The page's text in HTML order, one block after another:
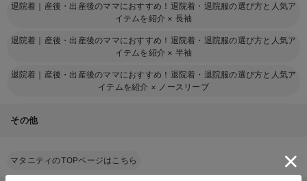
退院着｜産後・出産後のママにおすすめ！退院着・退院服の選び方と人気ア
イテムを紹介 × 長袖
退院着｜産後・出産後のママにおすすめ！退院着・退院服の選び方と人気ア
イテムを紹介 × 半袖
退院着｜産後・出産後のママにおすすめ！退院着・退院服の選び方と人気ア
イテムを紹介 × ノースリーブ
その他
マタニティのTOPページはこちら